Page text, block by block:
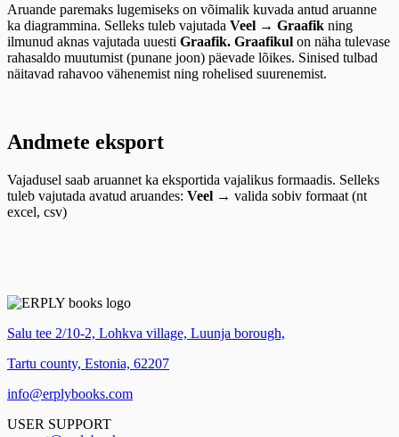
Aruande paremaks lugemiseks on võimalik kuvada antud aruanne
ka diagrammina. Selleks tuleb vajutada Veel → Graafik ning
ilmunud aknas vajutada uuesti Graafik. Graafikul on näha tulevase
rahasaldo muutumist (punane joon) päevade lõikes. Sinised tulbad
näitavad rahavoo vähenemist ning rohelised suurenemist.
Andmete eksport
Vajadusel saab aruannet ka eksportida vajalikus formaadis. Selleks
tuleb vajutada avatud aruandes: Veel → valida sobiv formaat (nt
excel, csv)
Salu tee 2/10-2, Lohkva village, Luunja borough,
Tartu county, Estonia, 62207
info@erplybooks.com
USER SUPPORT